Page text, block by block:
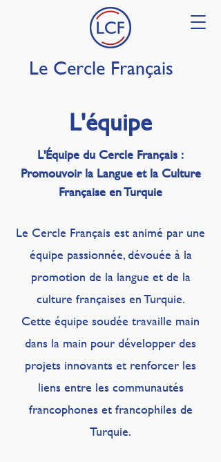
Le Cercle Français
L'équipe
L'Équipe du Cercle Français :
Promouvoir la Langue et la Culture
Française en Turquie
Le Cercle Français est animé par une
équipe passionnée, dévouée à la
promotion de la langue et de la
culture françaises en Turquie.
​Cette équipe soudée travaille main
dans la main pour développer des
projets innovants et renforcer les
liens entre les communautés
francophones et francophiles de
Turquie.